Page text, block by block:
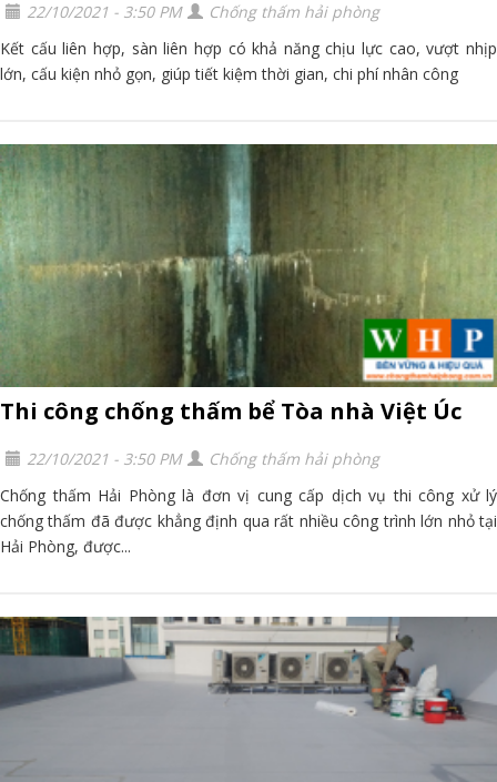
22/10/2021 - 3:50 PM
Chống thấm hải phòng
Kết cấu liên hợp, sàn liên hợp có khả năng chịu lực cao, vượt nhịp
lớn, cấu kiện nhỏ gọn, giúp tiết kiệm thời gian, chi phí nhân công
Thi công chống thấm bể Tòa nhà Việt Úc
22/10/2021 - 3:50 PM
Chống thấm hải phòng
Chống thấm Hải Phòng là đơn vị cung cấp dịch vụ thi công xử lý
chống thấm đã được khẳng định qua rất nhiều công trình lớn nhỏ tại
Hải Phòng, được...